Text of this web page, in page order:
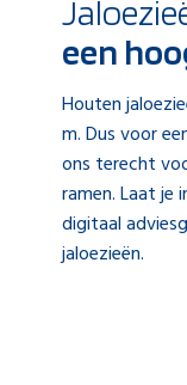
een
Houten
m. Dus voor
ons terecht
ramen. Laat je
digitaal
jaloezieën.